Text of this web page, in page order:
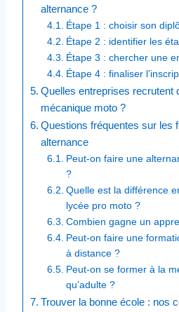
alternance ?
Étape 1 : choisir son
Étape 2 : identifier les
Étape 3 : chercher une
Étape 4 : finaliser
Quelles entreprises recrutent
mécanique moto ?
Questions fréquentes sur les
alternance
Peut-on faire une
?
Quelle est la différence
lycée pro moto ?
Combien gagne un
Peut-on faire une
à distance ?
Peut-on se former à la
qu’adulte ?
Trouver la bonne école : nos